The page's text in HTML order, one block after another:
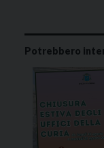
Potrebbero